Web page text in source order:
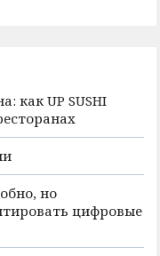
как UP SUSHI
но
цифровые